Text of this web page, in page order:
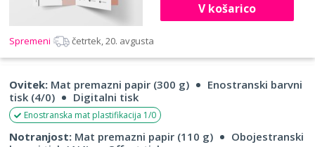
V košarico
Spremeni četrtek, 20. avgusta
Ovitek: Mat premazni papir (300 g)
Enostranski barvni
tisk (4/0)
Digitalni tisk
Enostranska mat plastifikacija 1/0
Notranjost: Mat premazni papir (110 g)
Obojestranski